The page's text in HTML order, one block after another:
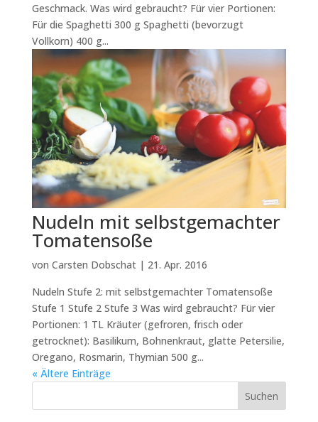
Geschmack. Was wird gebraucht? Für vier Portionen:
Für die Spaghetti 300 g Spaghetti (bevorzugt
Vollkorn) 400 g...
Nudeln mit selbstgemachter
Tomatensoße
von Carsten Dobschat| 21. Apr. 2016
Nudeln Stufe 2: mit selbstgemachter Tomatensoße
Stufe 1 Stufe 2 Stufe 3 Was wird gebraucht? Für vier
Portionen: 1 TL Kräuter (gefroren, frisch oder
getrocknet): Basilikum, Bohnenkraut, glatte Petersilie,
Oregano, Rosmarin, Thymian 500 g...
« Ältere Einträge